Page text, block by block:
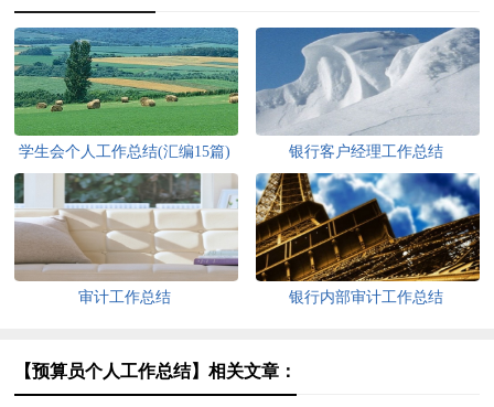
学生会个人工作总结(汇编15篇) 银行客户经理工作总结
审计工作总结 银行内部审计工作总结
【预算员个人工作总结】相关文章：